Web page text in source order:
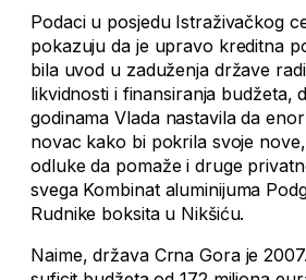
Podaci u posjedu Istraživačkog
pokazuju da je upravo kreditna
bila uvod u zaduženja države
likvidnosti i finansiranja budžeta,
godinama Vlada nastavila da
novac kako bi pokrila svoje
odluke da pomaže i druge
svega Kombinat aluminijuma
Rudnike boksita u Nikšiću.
Naime, država Crna Gora je